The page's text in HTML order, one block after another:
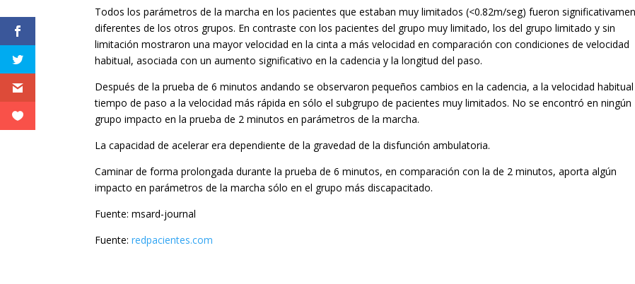
Todos los parámetros de la marcha en los pacientes que estaban muy limitados (<0.82m/seg) fueron
diferentes de los otros grupos. En contraste con los pacientes del grupo muy limitado, los del grupo limitado y sin
limitación mostraron una mayor velocidad en la cinta a más velocidad en comparación con condiciones de velocidad
habitual, asociada con un aumento significativo en la cadencia y la longitud del paso.
Después de la prueba de 6 minutos andando se observaron pequeños cambios en la cadencia, a la velocidad habitual
tiempo de paso a la velocidad más rápida en sólo el subgrupo de pacientes muy limitados. No se encontró en ningún
grupo impacto en la prueba de 2 minutos en parámetros de la marcha.
La capacidad de acelerar era dependiente de la gravedad de la disfunción ambulatoria.
Caminar de forma prolongada durante la prueba de 6 minutos, en comparación con la de 2 minutos, aporta algún
impacto en parámetros de la marcha sólo en el grupo más discapacitado.
Fuente: msard-journal
Fuente:redpacientes.com